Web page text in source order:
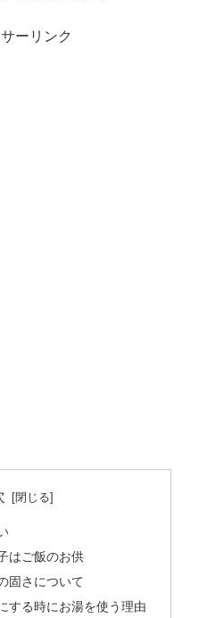
ーリンク
はご飯のお供
固さについて
する時にお湯を使う理由